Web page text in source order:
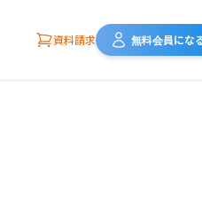
資料請求 無料会員にな